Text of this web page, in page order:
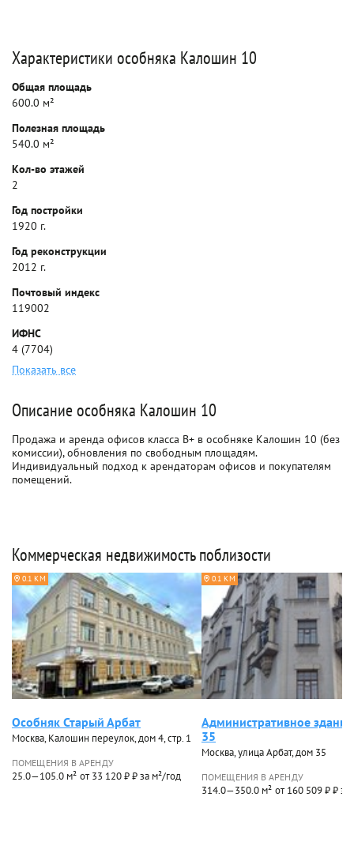
Характеристики особняка Калошин 10
Общая площадь
600.0 м²
Полезная площадь
540.0 м²
Кол-во этажей
2
Год постройки
1920 г.
Год реконструкции
2012 г.
Почтовый индекс
119002
ИФНС
4 (7704)
Показать все
Описание особняка Калошин 10
Продажа и аренда офисов класса B+ в особняке Калошин 10 (без
комиссии), обновления по свободным площадям.
Индивидуальный подход к арендаторам офисов и покупателям
помещений.
Коммерческая недвижимость поблизости
0.1 КМ
Особняк Старый Арбат
Москва, Калошин переулок, дом 4, стр. 1
ПОМЕЩЕНИЯ В АРЕНДУ
25.0—105.0 м² от 33 120 ₽ ₽ за м²/год
0.1 КМ
Административное
35
Москва, улица Арбат, дом 35
ПОМЕЩЕНИЯ В АРЕНДУ
314.0—350.0 м² от 160 509 ₽ ₽ за